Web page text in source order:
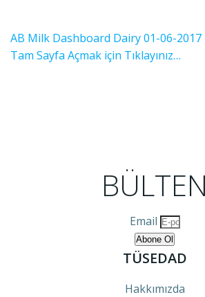
AB Milk Dashboard Dairy 01-06-
Tam Sayfa Açmak için Tıklayınız…
BÜLTEN
Email
Abone Ol
TÜSEDAD
Hakkımızda